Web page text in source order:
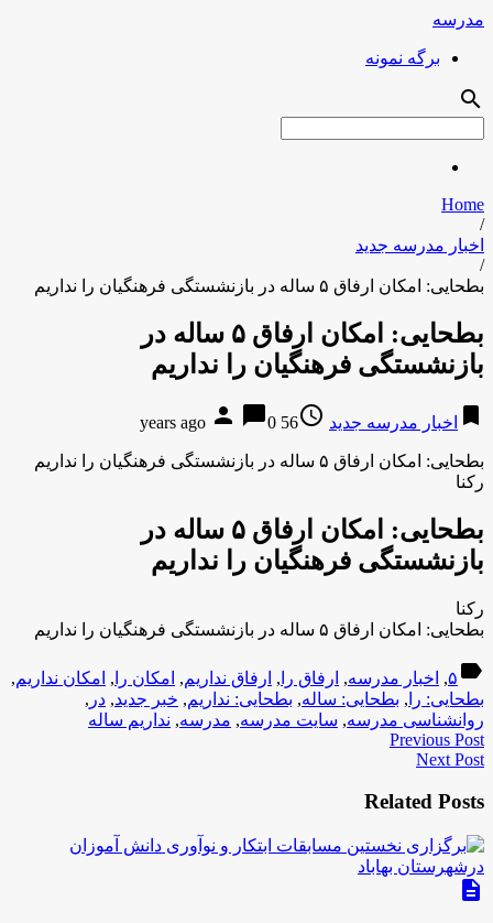
مدرسه
برگه نمونه
search
Home
/
اخبار مدرسه جدید
/
بطحایی: امکان ارفاق ۵ ساله در بازنشستگی فرهنگیان را نداریم
بطحایی: امکان ارفاق ۵ ساله در
بازنشستگی فرهنگیان را نداریم
bookmark اخبار مدرسه جدید access_time
56 years ago
person chat_bubble0
بطحایی: امکان ارفاق ۵ ساله در بازنشستگی فرهنگیان را نداریم
رکنا
بطحایی: امکان ارفاق ۵ ساله در
بازنشستگی فرهنگیان را نداریم
رکنا
بطحایی: امکان ارفاق ۵ ساله در بازنشستگی فرهنگیان را نداریم
label ۵, اخبار مدرسه, ارفاق را , ارفاق نداریم, امکان را , امکان نداریم,
بطحایی: را , بطحایی: ساله, بطحایی: نداریم, خبر جدید, در ,
روانشناسی مدرسه, سایت مدرسه, مدرسه, نداریم ساله
Previous Post
Next Post
Related Posts
description